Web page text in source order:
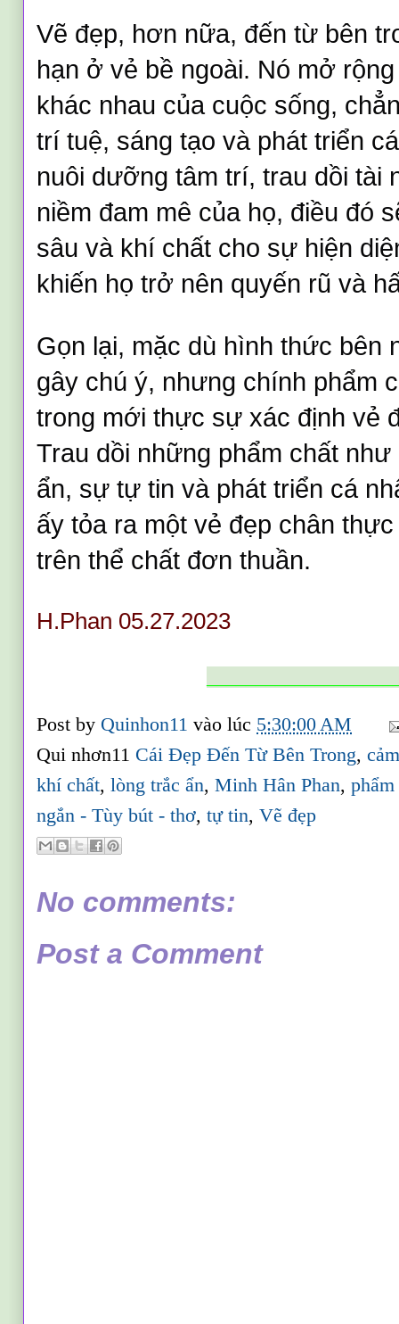
Vẽ đẹp, hơn nữa, đến từ bên
hạn ở vẻ bề ngoài. Nó mở
khác nhau của cuộc sống,
trí tuệ, sáng tạo và phát triển
nuôi dưỡng tâm trí, trau dồi tài
niềm đam mê của họ, điều đó
sâu và khí chất cho sự hiện
khiến họ trở nên quyến rũ và
Gọn lại, mặc dù hình thức bên
gây chú ý, nhưng chính phẩm
trong mới thực sự xác định vẻ
Trau dồi những phẩm chất
ẩn, sự tự tin và phát triển cá
ấy tỏa ra một vẻ đẹp chân
trên thể chất đơn thuần.
H.Phan 05.27.2023
Post by Quinhon11vào lúc 5:30:00 AM
Qui nhơn11 Cái Đẹp Đến Từ Bên Trong,
khí chất,lòng trắc ẩn,Minh Hân Phan,
ngắn - Tùy bút - thơ,tự tin,Vẽ đẹp
No comments:
Post a Comment